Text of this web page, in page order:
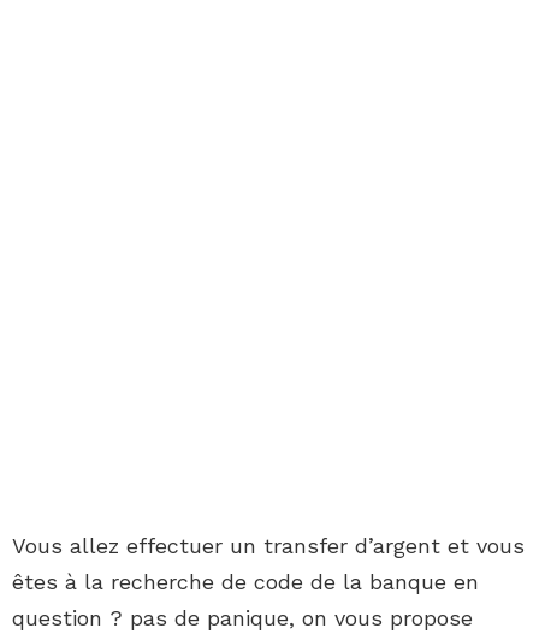
Vous allez effectuer un transfer d’argent et vous
êtes à la recherche de code de la banque en
question ? pas de panique, on vous propose